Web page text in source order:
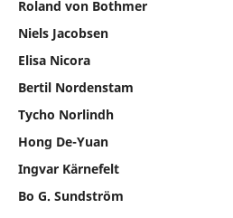
Roland von Bothmer
Niels Jacobsen
Elisa Nicora
Bertil Nordenstam
Tycho Norlindh
Hong De-Yuan
Ingvar Kärnefelt
Bo G. Sundström